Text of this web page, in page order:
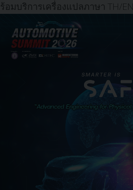
อมบริการเครื่องแปลภาษา TH/EN